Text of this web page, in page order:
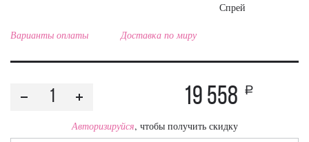
Спрей
Варианты оплаты Доставка по миру
19 558 a
Авторизируйся, чтобы получить скидку